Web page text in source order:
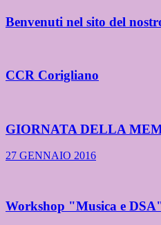
Benvenuti nel sito del
CCR Corigliano
GIORNATA DELLA
27 GENNAIO 2016
Workshop "Musica e